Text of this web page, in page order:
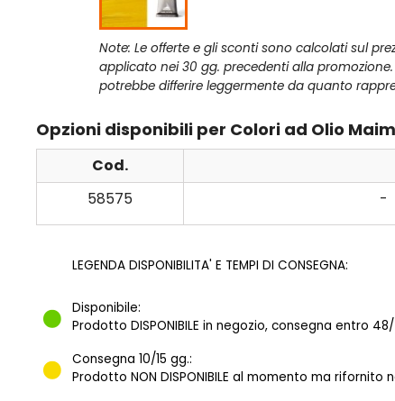
Note: Le offerte e gli sconti sono calcolati sul
applicato nei 30 gg. precedenti alla
potrebbe differire leggermente da quanto
Opzioni disponibili per Colori ad Olio
Cod.
58575
-
LEGENDA DISPONIBILITA' E TEMPI DI CONSEGNA:
Disponibile:
Prodotto DISPONIBILE in negozio, consegna entro
Consegna 10/15 gg.:
Prodotto NON DISPONIBILE al momento ma rifornito